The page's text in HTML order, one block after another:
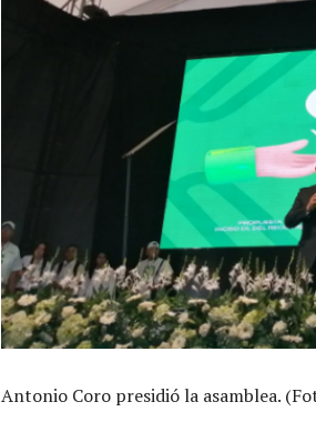
Antonio Coro presidió la asamblea.